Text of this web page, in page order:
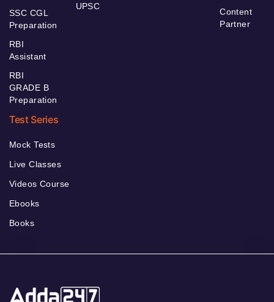
SSC CGL
Preparation
RBI
Assistant
RBI
GRADE B
Preparation
UPSC
Content
Partner
Test Series
Mock Tests
Live Classes
Videos Course
Ebooks
Books